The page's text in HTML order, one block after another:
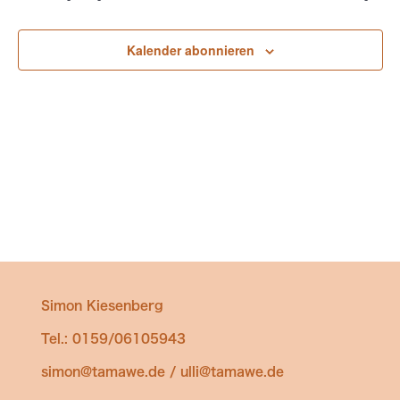
Kalender abonnieren
Simon Kiesenberg
Tel.: 0159/06105943
simon@tamawe.de / ulli@tamawe.de